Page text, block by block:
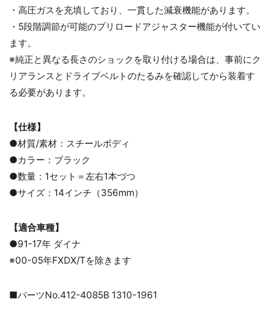
・高圧ガスを充填しており、一貫した減衰機能があります。
・5段階調節が可能のプリロードアジャスター機能が付いてい
ます。
※純正と異なる長さのショックを取り付ける場合は、事前にク
リアランスとドライブベルトのたるみを確認してから装着す
る必要があります。
【仕様】
●材質/素材：スチールボディ
●カラー：ブラック
●数量：1セット＝左右1本づつ
●サイズ：14インチ（356mm）
【適合車種】
●91-17年 ダイナ
※00-05年FXDX/Tを除きます
■パーツNo.412-4085B 1310-1961